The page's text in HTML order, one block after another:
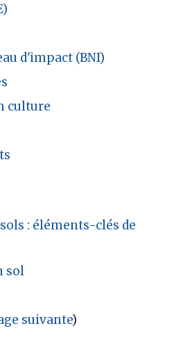
d'impact (BNI)
culture
: éléments-clés de
sol
suivante)